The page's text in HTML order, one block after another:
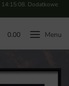
14:15:07. Dodatkowe
0.00